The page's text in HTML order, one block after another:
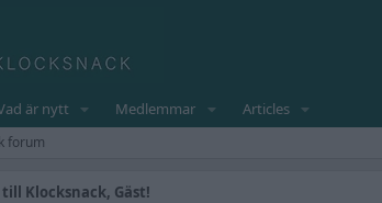
är nytt Medlemmar Articles
forum
Klocksnack, Gäst!